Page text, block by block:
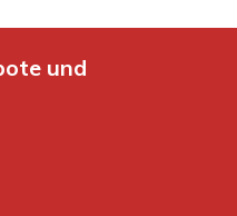
und